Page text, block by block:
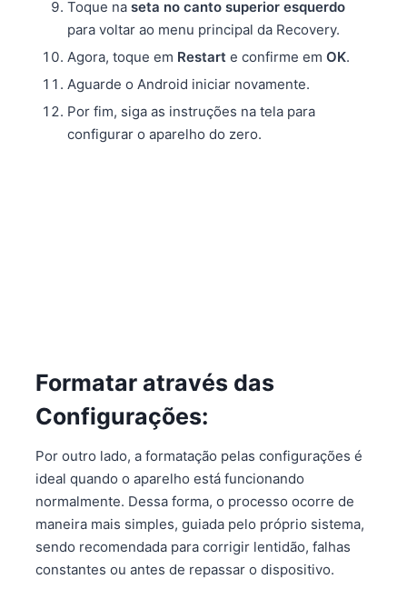
Toque na seta no canto superior esquerdo
para voltar ao menu principal da Recovery.
Agora, toque em Restart e confirme em OK.
Aguarde o Android iniciar novamente.
Por fim, siga as instruções na tela para
configurar o aparelho do zero.
Formatar através das
Configurações:
Por outro lado, a formatação pelas configurações é
ideal quando o aparelho está funcionando
normalmente. Dessa forma, o processo ocorre de
maneira mais simples, guiada pelo próprio sistema,
sendo recomendada para corrigir lentidão, falhas
constantes ou antes de repassar o dispositivo.